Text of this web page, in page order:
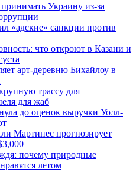
Украину из-за
«адские» санкции против
что откроют в Казани и
арт-деревню Бихайлоу в
трассу для
для жаб
до оценок выручки Уолл-
Мартинес прогнозирует
почему природные
летом